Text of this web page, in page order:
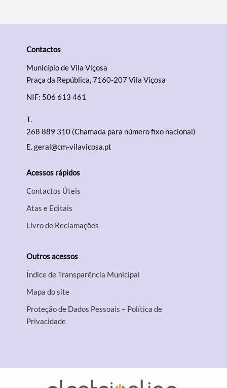
Contactos
Município de Vila Viçosa
Praça da República, 7160-207 Vila Viçosa
NIF: 506 613 461
T.
268 889 310 (Chamada para número fixo nacional)
E.geral@cm-vilavicosa.pt
Acessos rápidos
Contactos Úteis
Atas e Editais
Livro de Reclamações
Outros acessos
Índice de Transparência Municipal
Mapa do site
Proteção de Dados Pessoais – Política de
Privacidade